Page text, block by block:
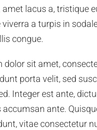
amet lacus a, tristique
a turpis in
congue.
dolor sit amet,
porta velit, sed
Integer est ante,
accumsan ante.
vitae consectetur